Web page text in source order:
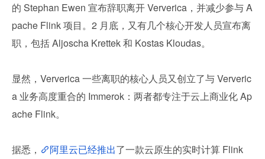
的 Stephan Ewen 宣布辞职离开 Ververica，并减少参与 A
pache Flink 项目。2 月底，又有几个核心开发人员宣布离
职，包括 Aljoscha Krettek 和 Kostas Kloudas。
显然，Ververica 一些离职的核心人员又创立了与 Ververic
a 业务高度重合的 Immerok：两者都专注于云上商业化 Ap
ache Flink。
据悉， 阿里云已经推出了一款云原生的实时计算 Flink